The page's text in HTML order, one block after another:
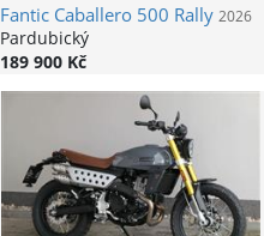
FanticCaballero 500 Rally 2026
Pardubický
189 900 Kč